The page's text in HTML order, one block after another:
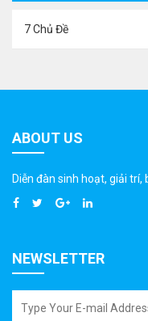
7 Chủ Đề
ABOUT US
Diễn đàn sinh hoạt, giải trí,
NEWSLETTER